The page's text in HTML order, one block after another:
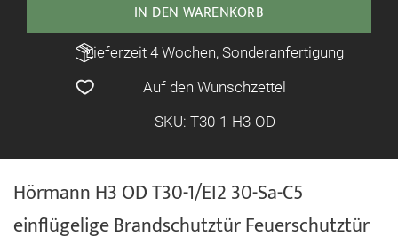
Hörmann H3 OD T30-1/EI2 30-Sa-C5
einflügelige Brandschutztür Feuerschutztür
IN DEN WARENKORB
Lieferzeit 4 Wochen, Sonderanfertigung
Auf den Wunschzettel
SKU: T30-1-H3-OD